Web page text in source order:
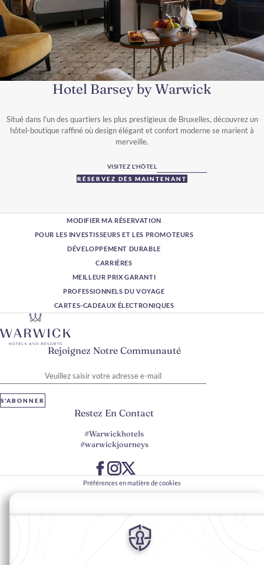
Hotel Barsey by Warwick
Situé dans l'un des quartiers les plus prestigieux de Bruxelles, découvrez un
hôtel-boutique raffiné où design élégant et confort moderne se marient à
merveille.
VISITEZ L'HÔTEL
RÉSERVEZ DÈS MAINTENANT
MODIFIER MA RÉSERVATION
POUR LES INVESTISSEURS ET LES PROMOTEURS
DÉVELOPPEMENT DURABLE
CARRIÈRES
MEILLEUR PRIX GARANTI
PROFESSIONNELS DU VOYAGE
CARTES-CADEAUX ÉLECTRONIQUES
Rejoignez Notre Communauté
S'ABONNER
Restez En Contact
#Warwickhotels
#warwickjourneys
Préférences en matière de cookies
Accessibilité du Web
Contact
Conditions générales